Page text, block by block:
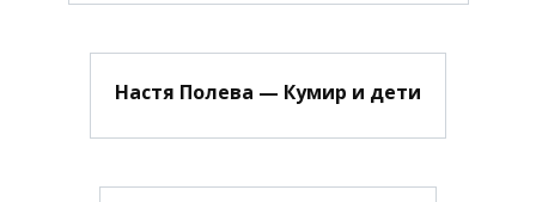
Настя Полева — Кумир и дети